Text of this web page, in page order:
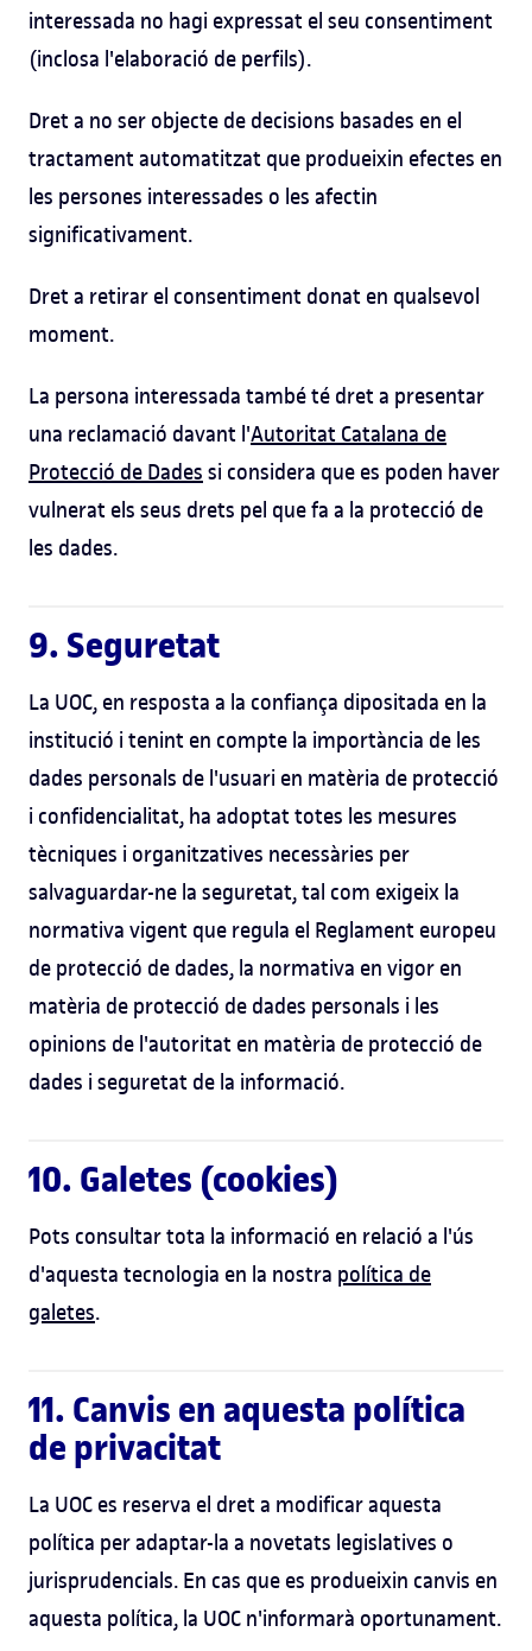
interessada no hagi expressat el seu consentiment
(inclosa l'elaboració de perfils).
Dret a no ser objecte de decisions basades en el
tractament automatitzat que produeixin efectes en
les persones interessades o les afectin
significativament.
Dret a retirar el consentiment donat en qualsevol
moment.
La persona interessada també té dret a presentar
una reclamació davant l'Autoritat Catalana de
Protecció de Dades si considera que es poden haver
vulnerat els seus drets pel que fa a la protecció de
les dades.
9. Seguretat
La UOC, en resposta a la confiança dipositada en la
institució i tenint en compte la importància de les
dades personals de l'usuari en matèria de protecció
i confidencialitat, ha adoptat totes les mesures
tècniques i organitzatives necessàries per
salvaguardar-ne la seguretat, tal com exigeix ​la
normativa vigent que regula el Reglament europeu
de protecció de dades, la normativa en vigor en
matèria de protecció de dades personals i les
opinions de l'autoritat en matèria de protecció de
dades i seguretat de la informació.
10. Galetes (cookies)
Pots consultar tota la informació en relació a l'ús
d'aquesta tecnologia en la nostra política de
galetes.
11. Canvis en aquesta política
de privacitat
La UOC es reserva el dret a modificar aquesta
política per adaptar-la a novetats legislatives o
jurisprudencials. En cas que es produeixin canvis en
aquesta política, la UOC n'informarà oportunament.